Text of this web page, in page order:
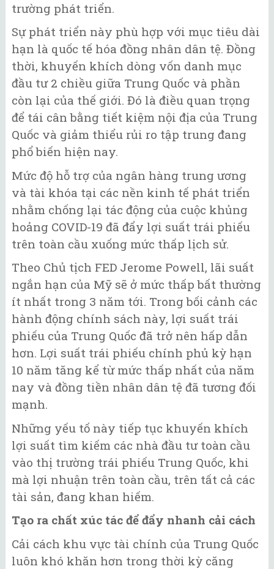
trường phát triển.
Sự phát triển này phù hợp với mục tiêu dài
hạn là quốc tế hóa đồng nhân dân tệ. Đồng
thời, khuyến khích dòng vốn danh mục
đầu tư 2 chiều giữa Trung Quốc và phần
còn lại của thế giới. Đó là điều quan trọng
để tái cân bằng tiết kiệm nội địa của Trung
Quốc và giảm thiểu rủi ro tập trung đang
phổ biến hiện nay.
Mức độ hỗ trợ của ngân hàng trung ương
và tài khóa tại các nền kinh tế phát triển
nhằm chống lại tác động của cuộc khủng
hoảng COVID-19 đã đẩy lợi suất trái phiếu
trên toàn cầu xuống mức thấp lịch sử.
Theo Chủ tịch FED Jerome Powell, lãi suất
ngắn hạn của Mỹ sẽ ở mức thấp bất thường
ít nhất trong 3 năm tới. Trong bối cảnh các
hành động chính sách này, lợi suất trái
phiếu của Trung Quốc đã trở nên hấp dẫn
hơn. Lợi suất trái phiếu chính phủ kỳ hạn
10 năm tăng kể từ mức thấp nhất của năm
nay và đồng tiền nhân dân tệ đã tương đối
mạnh.
Những yếu tố này tiếp tục khuyến khích
lợi suất tìm kiếm các nhà đầu tư toàn cầu
vào thị trường trái phiếu Trung Quốc, khi
mà lợi nhuận trên toàn cầu, trên tất cả các
tài sản, đang khan hiếm.
Tạo ra chất xúc tác để đẩy nhanh cải cách
Cải cách khu vực tài chính của Trung Quốc
luôn khó khăn hơn trong thời kỳ căng